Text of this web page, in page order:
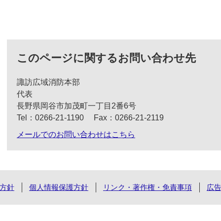
このページに関するお問い合わせ先
諏訪広域消防本部
代表
長野県岡谷市加茂町一丁目2番6号
Tel：0266‐21‐1190
Fax：0266‐21‐2119
メールでのお問い合わせはこちら
針 個人情報保護方針 リンク・著作権・免責事項 広